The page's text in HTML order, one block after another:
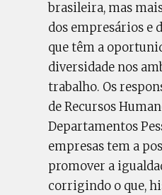
brasileira, mas
dos empresários e
que têm a
diversidade nos
trabalho. Os
de Recursos
Departamentos
empresas tem a
promover a
corrigindo o que,